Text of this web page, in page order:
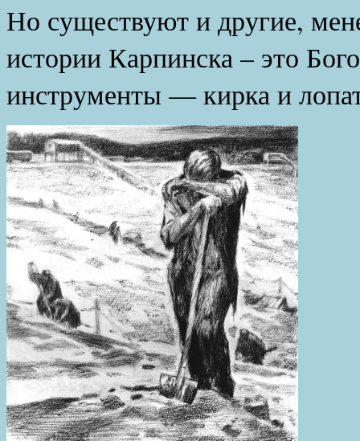
Но существуют и другие,
истории Карпинска – это
инструменты — кирка и